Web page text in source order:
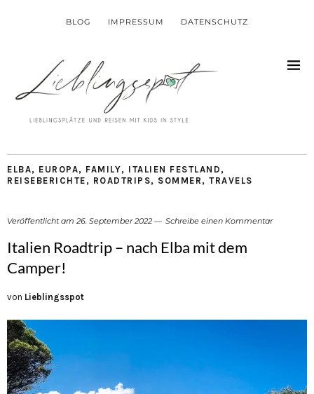
BLOG IMPRESSUM DATENSCHUTZ
ELBA, EUROPA, FAMILY, ITALIEN FESTLAND ,
REISEBERICHTE , ROADTRIPS, SOMMER , TRAVELS
Veröffentlicht am 26. September 2022 Schreibe einen Kommentar
Italien Roadtrip – nach Elba mit dem
Camper!
von Lieblingsspot